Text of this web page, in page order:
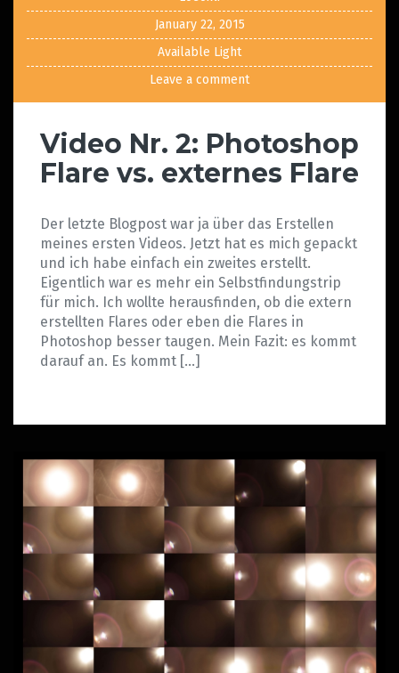
January 22, 2015
Available Light
Leave a comment
Video Nr. 2: Photoshop
Flare vs. externes Flare
Der letzte Blogpost war ja über das Erstellen
meines ersten Videos. Jetzt hat es mich gepackt
und ich habe einfach ein zweites erstellt.
Eigentlich war es mehr ein Selbstfindungstrip
für mich. Ich wollte herausfinden, ob die extern
erstellten Flares oder eben die Flares in
Photoshop besser taugen. Mein Fazit: es kommt
darauf an. Es kommt […]